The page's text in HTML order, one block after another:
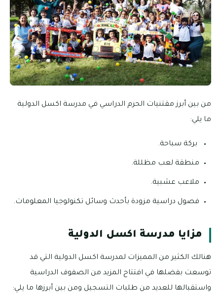
من بين أبرز مقتنيات الحرم الدراسي في مدرسة اكسل الدولية
ما يلي:
بركة سباحة.
منطقة لعب مظللة.
ملاعب عشبية.
فصول دراسية مزودة بأحدث وسائل تكنولوجيا المعلومات.
مزايا مدرسة اكسل الدولية
هنالك الكثير من المميزات لمدرسة اكسل الدولية التي قد
توسعت بفضلها في افتتاح المزيد من الصفوف الدراسية
واستقبالها للعديد من طلبات التسجيل ومن بين أبرزها ما يلي: